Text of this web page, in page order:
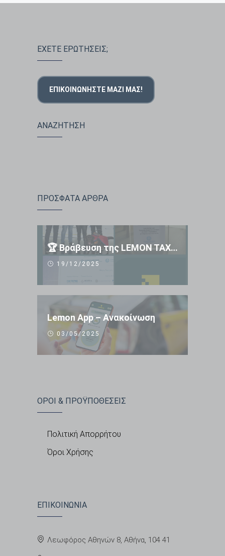
ΕΧΕΤΕ ΕΡΩΤΗΣΕΙΣ;
ΕΠΙΚΟΙΝΩΝΉΣΤΕ ΜΑΖΊ ΜΑΣ!
ΑΝΑΖΗΤΗΣΗ
ΠΡΟΣΦΑΤΑ ΑΡΘΡΑ
🏆 Βράβευση της LEMON TAXI APP 🏆
19/12/2025
Lemon App – Ανακοίνωση
03/05/2025
ΟΡΟΙ & ΠΡΟΫΠΟΘΕΣΕΙΣ
Πολιτική Απορρήτου
Όροι Χρήσης
ΕΠΙΚΟΙΝΩΝΙΑ
Λεωφόρος Αθηνών 8, Αθήνα, 104 41